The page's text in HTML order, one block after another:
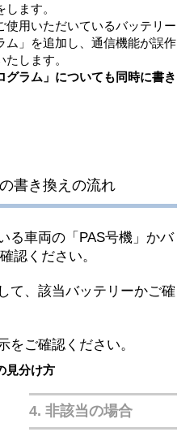
ます。
使用いただいているバッテリー
ム」を追加し、通信機能が誤作
します。
ラム」についても同時に書き
書き換えの流れ
る車両の「PAS号機」かバ
認ください。
て、該当バッテリーかご確
をご確認ください。
見分け方
4. 非該当の場合